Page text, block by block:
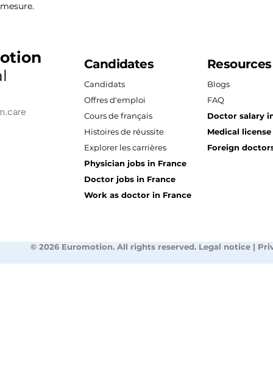
mesure.
Candidates
Candidats
Offres d'emploi
Cours de français
Histoires de réussite
Explorer les carrières
Physician jobs in France
Doctor jobs in France
Work as doctor in France
Resources
Blogs
FAQ
Doctor salary
Medical
Foreign
© 2026 Euromotion. All rights reserved. Legal notice |